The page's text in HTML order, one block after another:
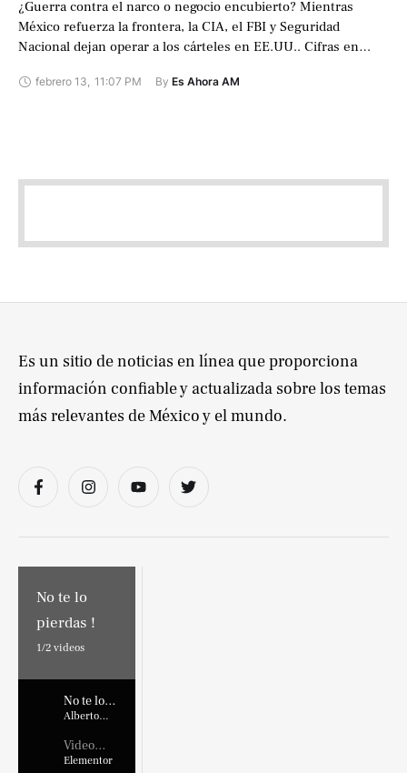
¿Guerra contra el narco o negocio encubierto? Mientras
México refuerza la frontera, la CIA, el FBI y Seguridad
Nacional dejan operar a los cárteles en EE.UU.. Cifras en
febrero 13, 11:07 PM By Es Ahora AM
No te lo
pierdas !
1/2 videos
No te lo
pierdas !
Alberto
Video
Placehold
Elementor
Es un sitio de noticias en línea que proporciona
información confiable y actualizada sobre los temas
más relevantes de México y el mundo.